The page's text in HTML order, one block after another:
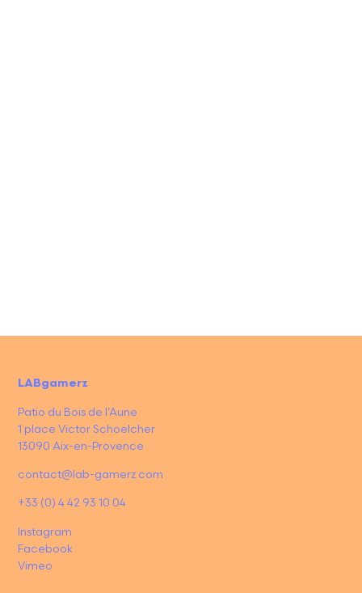
LABgamerz
Patio du Bois de l’Aune
1 place Victor Schoelcher
13090 Aix-en-Provence
contact@lab-gamerz.com
+33 (0) 4 42 93 10 04
Instagram
Facebook
Vimeo